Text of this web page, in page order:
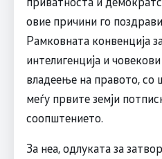
овие причини го
Рамковната конвенција
интелигенција и
владеење на правото,
меѓу првите земји
соопштението.
За неа, одлуката за